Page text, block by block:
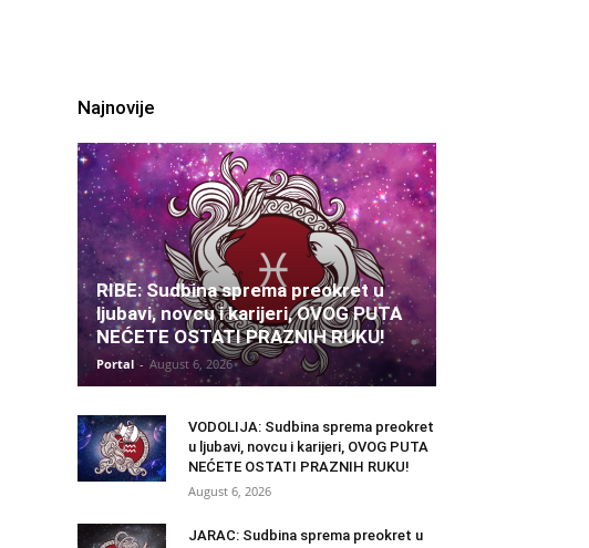
Najnovije
RIBE: Sudbina sprema preokret u
ljubavi, novcu i karijeri, OVOG PUTA
NEĆETE OSTATI PRAZNIH RUKU!
Portal - August 6, 2026
VODOLIJA: Sudbina sprema preokret
u ljubavi, novcu i karijeri, OVOG PUTA
NEĆETE OSTATI PRAZNIH RUKU!
August 6, 2026
JARAC: Sudbina sprema preokret u